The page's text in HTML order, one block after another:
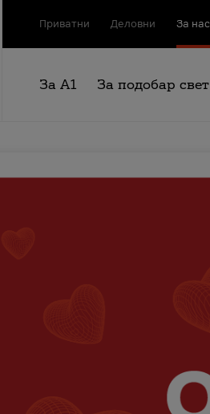
Приватни Деловни За нас
За А1 За подобар свет